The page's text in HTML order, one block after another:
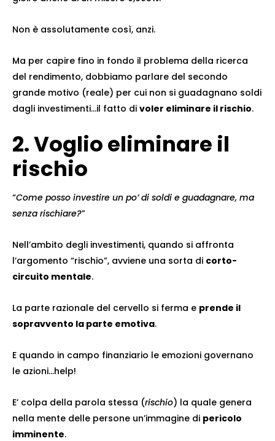
Non è assolutamente così, anzi.
Ma per capire fino in fondo il problema della ricerca
del rendimento, dobbiamo parlare del secondo
grande motivo (reale) per cui non si guadagnano soldi
dagli investimenti…il fatto di voler eliminare il rischio.
2. Voglio eliminare il
rischio
“Come posso investire un po’ di soldi e guadagnare, ma
senza rischiare?”
Nell’ambito degli investimenti, quando si affronta
l’argomento “rischio”, avviene una sorta di corto-
circuito mentale.
La parte razionale del cervello si ferma e prende il
sopravvento la parte emotiva.
E quando in campo finanziario le emozioni governano
le azioni…help!
E’ colpa della parola stessa (rischio) la quale genera
nella mente delle persone un’immagine di pericolo
imminente.